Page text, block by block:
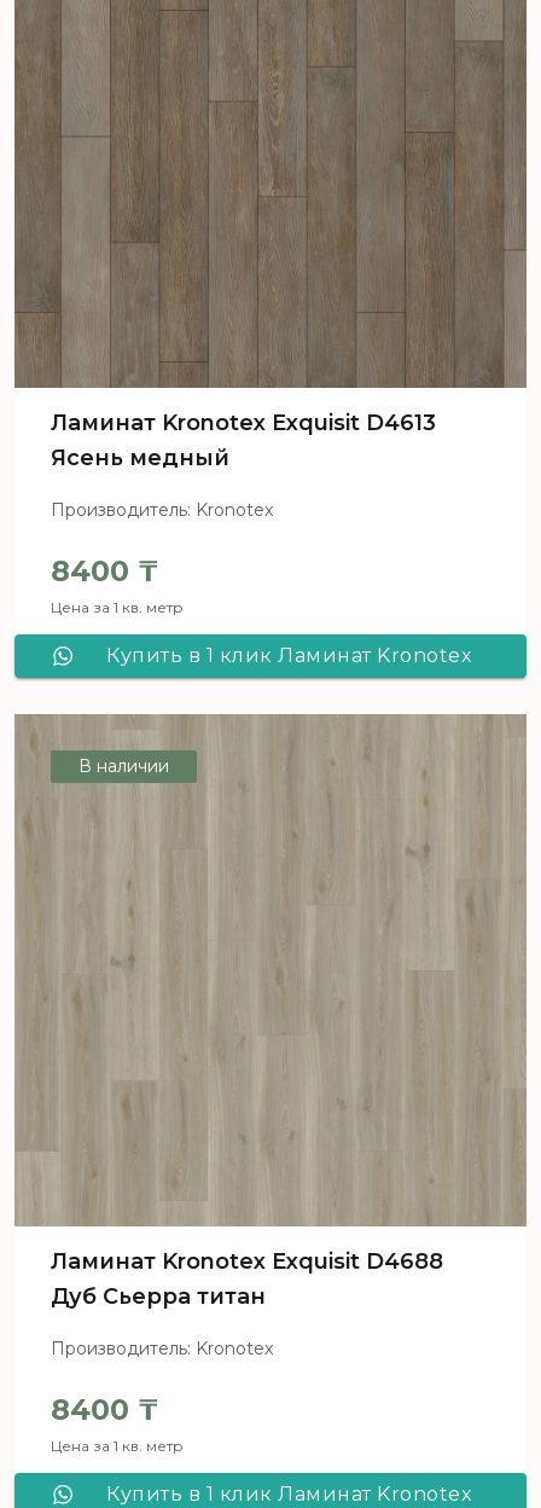
Ламинат Kronotex Exquisit D4613
Ясень медный
Производитель: Kronotex
8400 ₸
Цена за 1 кв. метр
Купить в 1 клик Ламинат Kronotex
В наличии
Ламинат Kronotex Exquisit D4688
Дуб Сьерра титан
Производитель: Kronotex
8400 ₸
Цена за 1 кв. метр
Купить в 1 клик Ламинат Kronotex